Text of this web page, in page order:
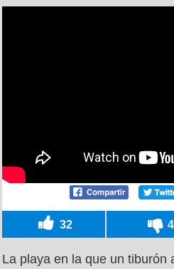
32 4
La playa en la que un tiburón